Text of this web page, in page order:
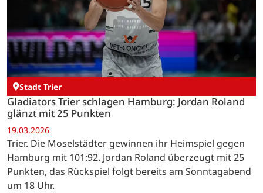
Stadt Trier
Gladiators Trier schlagen Hamburg: Jordan Roland
glänzt mit 25 Punkten
19.03.2026
Trier. Die Moselstädter gewinnen ihr Heimspiel gegen
Hamburg mit 101:92. Jordan Roland überzeugt mit 25
Punkten, das Rückspiel folgt bereits am Sonntagabend
um 18 Uhr.